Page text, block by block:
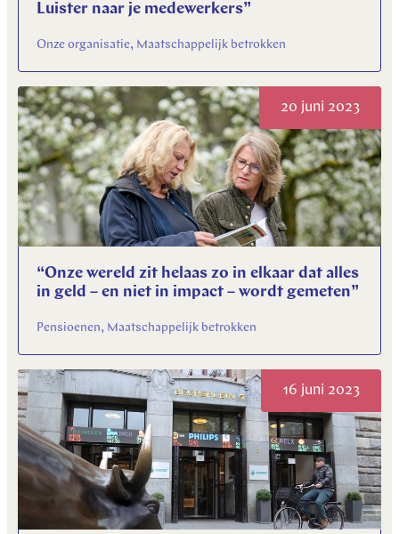
Luister naar je medewerkers”
Onze organisatie, Maatschappelijk betrokken
20 juni 2023
“Onze wereld zit helaas zo in elkaar dat alles
in geld – en niet in impact – wordt gemeten”
Pensioenen, Maatschappelijk betrokken
16 juni 2023